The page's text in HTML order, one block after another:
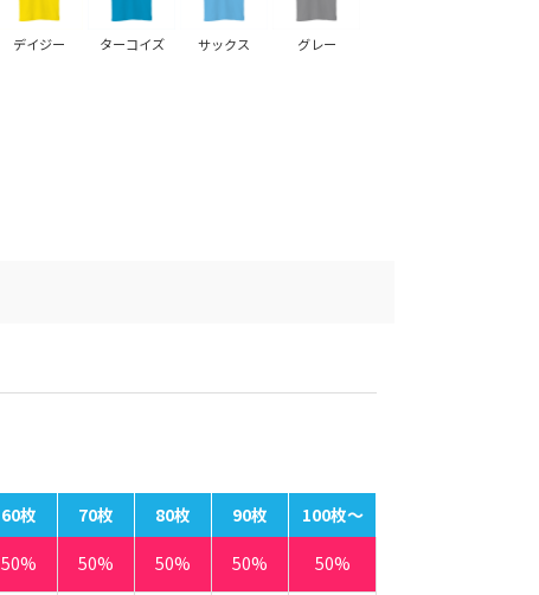
デイジー ターコイズ サックス グレー
60枚 70枚 80枚 90枚 100枚〜
50% 50% 50% 50% 50%